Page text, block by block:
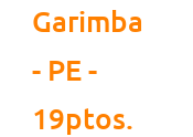
Garimba
- PE -
19ptos.